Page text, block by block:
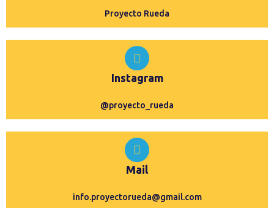
Proyecto Rueda
Instagram
@proyecto_rueda
Mail
info.proyectorueda@gmail.com